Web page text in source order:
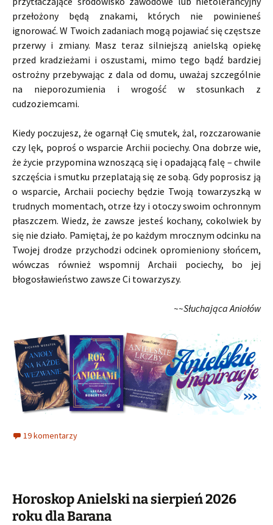
przełożony będą znakami, których nie powinieneś
ignorować. W Twoich zadaniach mogą pojawiać się częstsze
przerwy i zmiany. Masz teraz silniejszą anielską opiekę
przed kradzieżami i oszustami, mimo tego bądź bardziej
ostrożny przebywając z dala od domu, uważaj szczególnie
na nieporozumienia i wrogość w stosunkach z
cudzoziemcami.
Kiedy poczujesz, że ogarnął Cię smutek, żal, rozczarowanie
czy lęk, poproś o wsparcie Archii pociechy. Ona dobrze wie,
że życie przypomina wznoszącą się i opadającą falę – chwile
szczęścia i smutku przeplatają się ze sobą. Gdy poprosisz ją
o wsparcie, Archaii pociechy będzie Twoją towarzyszką w
trudnych momentach, otrze łzy i otoczy swoim ochronnym
płaszczem. Wiedz, że zawsze jesteś kochany, cokolwiek by
się nie działo. Pamiętaj, że po każdym mrocznym odcinku na
Twojej drodze przychodzi odcinek opromieniony słońcem,
wówczas również wspomnij Archaii pociechy, bo jej
błogosławieństwo zawsze Ci towarzyszy.
~~Słuchająca Aniołów
19 komentarzy
Horoskop Anielski na sierpień 2026
roku dla Barana